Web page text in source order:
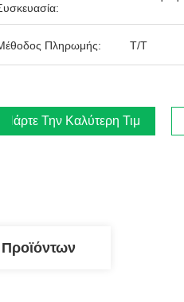
Πληρωμής: T/T
Πάρτε Την Καλύτερη Τιμή